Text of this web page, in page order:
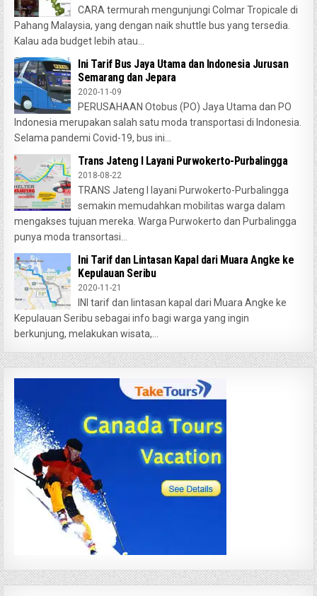
CARA termurah mengunjungi Colmar Tropicale di
Pahang Malaysia, yang dengan naik shuttle bus yang tersedia.
Kalau ada budget lebih atau...
Ini Tarif Bus Jaya Utama dan Indonesia Jurusan
Semarang dan Jepara
2020-11-09
PERUSAHAAN Otobus (PO) Jaya Utama dan PO
Indonesia merupakan salah satu moda transportasi di Indonesia.
Selama pandemi Covid-19, bus ini...
Trans Jateng I Layani Purwokerto-Purbalingga
2018-08-22
TRANS Jateng I layani Purwokerto-Purbalingga
semakin memudahkan mobilitas warga dalam
mengakses tujuan mereka. Warga Purwokerto dan Purbalingga
punya moda transortasi...
Ini Tarif dan Lintasan Kapal dari Muara Angke ke
Kepulauan Seribu
2020-11-21
INI tarif dan lintasan kapal dari Muara Angke ke
Kepulauan Seribu sebagai info bagi warga yang ingin
berkunjung, melakukan wisata,...